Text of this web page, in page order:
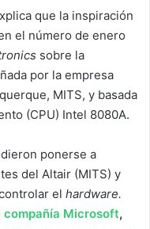
que la inspiración
el número de enero
sobre la
por la empresa
MITS, y basada
(CPU) Intel 8080A.
ponerse a
del Altair (MITS) y
el hardware.
compañía Microsoft,